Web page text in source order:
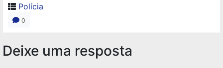
Polícia
0
Deixe uma resposta